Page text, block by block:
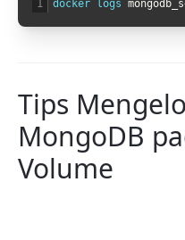
1 docker logs
Tips
MongoDB
Volume